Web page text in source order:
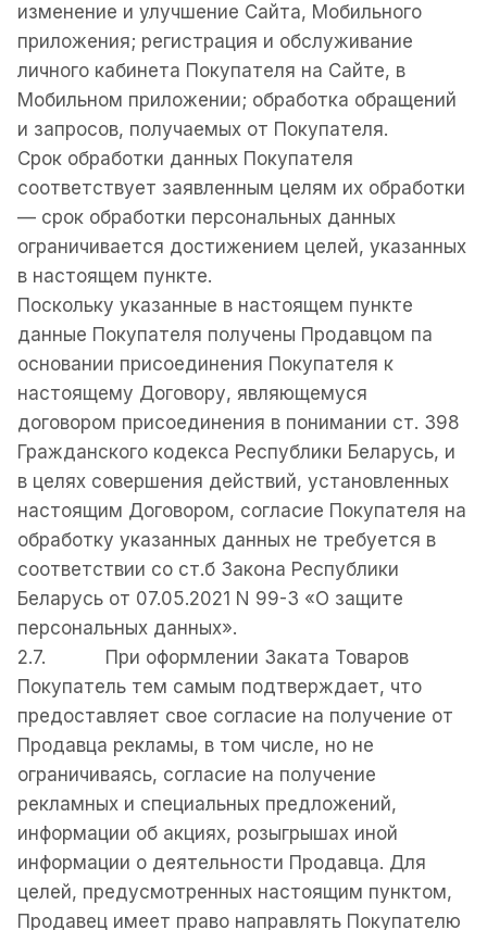
изменение и улучшение Сайта, Мобильного
приложения; регистрация и обслуживание
личного кабинета Покупателя на Сайте, в
Мобильном приложении; обработка обращений
и запросов, получаемых от Покупателя.
Срок обработки данных Покупателя
соответствует заявленным целям их обработки
— срок обработки персональных данных
ограничивается достижением целей, указанных
в настоящем пункте.
Поскольку указанные в настоящем пункте
данные Покупателя получены Продавцом па
основании присоединения Покупателя к
настоящему Договору, являющемуся
договором присоединения в понимании ст. 398
Гражданского кодекса Республики Беларусь, и
в целях совершения действий, установленных
настоящим Договором, согласие Покупателя на
обработку указанных данных не требуется в
соответствии со ст.б Закона Республики
Беларусь от 07.05.2021 N 99-3 «О защите
персональных данных».
2.7. При оформлении Заката Товаров
Покупатель тем самым подтверждает, что
предоставляет свое согласие на получение от
Продавца рекламы, в том числе, но не
ограничиваясь, согласие на получение
рекламных и специальных предложений,
информации об акциях, розыгрышах иной
информации о деятельности Продавца. Для
целей, предусмотренных настоящим пунктом,
Продавец имеет право направлять Покупателю